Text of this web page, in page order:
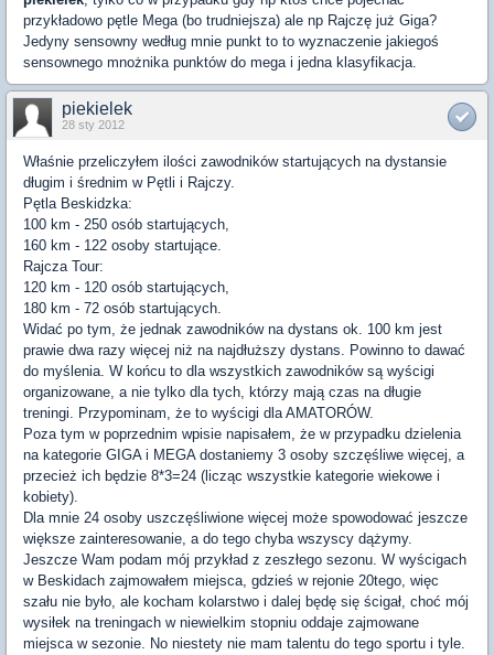
przykładowo pętle Mega (bo trudniejsza) ale np Rajczę już Giga?
Jedyny sensowny według mnie punkt to to wyznaczenie jakiegoś
sensownego mnożnika punktów do mega i jedna klasyfikacja.
piekielek
28 sty 2012
Właśnie przeliczyłem ilości zawodników startujących na dystansie
długim i średnim w Pętli i Rajczy.
Pętla Beskidzka:
100 km - 250 osób startujących,
160 km - 122 osoby startujące.
Rajcza Tour:
120 km - 120 osób startujących,
180 km - 72 osób startujących.
Widać po tym, że jednak zawodników na dystans ok. 100 km jest
prawie dwa razy więcej niż na najdłuższy dystans. Powinno to dawać
do myślenia. W końcu to dla wszystkich zawodników są wyścigi
organizowane, a nie tylko dla tych, którzy mają czas na długie
treningi. Przypominam, że to wyścigi dla AMATORÓW.
Poza tym w poprzednim wpisie napisałem, że w przypadku dzielenia
na kategorie GIGA i MEGA dostaniemy 3 osoby szczęśliwe więcej, a
przecież ich będzie 8*3=24 (licząc wszystkie kategorie wiekowe i
kobiety).
Dla mnie 24 osoby uszczęśliwione więcej może spowodować jeszcze
większe zainteresowanie, a do tego chyba wszyscy dążymy.
Jeszcze Wam podam mój przykład z zeszłego sezonu. W wyścigach
w Beskidach zajmowałem miejsca, gdzieś w rejonie 20tego, więc
szału nie było, ale kocham kolarstwo i dalej będę się ścigał, choć mój
wysiłek na treningach w niewielkim stopniu oddaje zajmowane
miejsca w sezonie. No niestety nie mam talentu do tego sportu i tyle.